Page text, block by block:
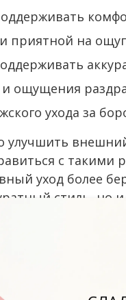
и приятной на
и ощущения
ухода за
улучшить
с
уход более
стиль, но